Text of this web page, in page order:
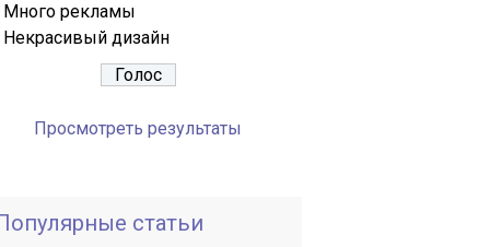
Много рекламы
Некрасивый дизайн
Просмотреть результаты
статьи